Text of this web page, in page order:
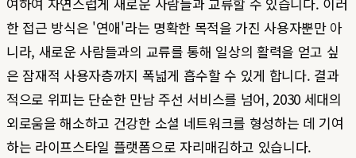
한 접근 방식은 '연애'라는 명확한 목적을 가진 사용자뿐만 아
니라, 새로운 사람들과의 교류를 통해 일상의 활력을 얻고 싶
은 잠재적 사용자층까지 폭넓게 흡수할 수 있게 합니다. 결과
적으로 위피는 단순한 만남 주선 서비스를 넘어, 2030 세대의
외로움을 해소하고 건강한 소셜 네트워크를 형성하는 데 기여
하는 라이프스타일 플랫폼으로 자리매김하고 있습니다.